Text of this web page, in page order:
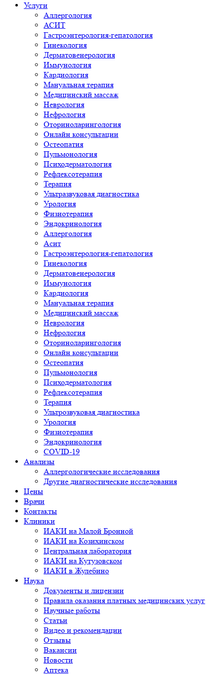
Услуги
Аллергология
АСИТ
Гастроэнтерология-гепатология
Гинекология
Дерматовенерология
Иммунология
Кардиология
Мануальная терапия
Медицинский массаж
Неврология
Нефрология
Оториноларингология
Онлайн консультации
Остеопатия
Пульмонология
Психодерматология
Рефлексотерапия
Терапия
Ультразвуковая диагностика
Урология
Физиотерапия
Эндокринология
Аллергология
Асит
Гастроэнтерология-гепатология
Гинекология
Дерматовенерология
Иммунология
Кардиология
Мануальная терапия
Медицинский массаж
Неврология
Нефрология
Оториноларингология
Онлайн консультации
Остеопатия
Пульмонология
Психодерматология
Рефлексотерапия
Терапия
Ультрозвуковая диагностика
Урология
Физиотерапия
Эндокринология
COVID-19
Анализы
Аллергологические исследования
Другие диагностические исследования
Цены
Врачи
Контакты
Клиники
ИАКИ на Малой Бронной
ИАКИ на Козихинском
Центральная лаборатория
ИАКИ на Кутузовском
ИАКИ в Жулебино
Наука
Документы и лицензии
Правила оказания платных медицинских услуг
Научные работы
Статьи
Видео и рекомендации
Отзывы
Вакансии
Новости
Аптека